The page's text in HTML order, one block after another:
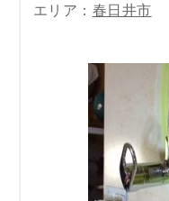
エリア： 春日井市